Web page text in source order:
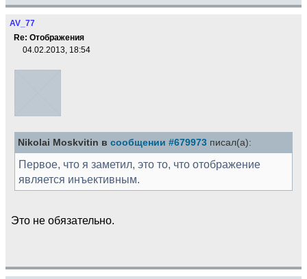
AV_77
Re: Отображения
04.02.2013, 18:54
Nikolai Moskvitin в сообщении #679973 писал(а):
Первое, что я заметил, это то, что отображение
является инъективным.
Это не обязательно.